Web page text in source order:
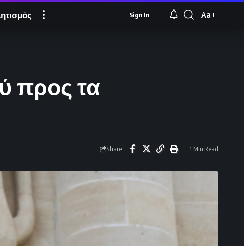
Sign In
Font
Aa
προς τα
Share 1 Min Read